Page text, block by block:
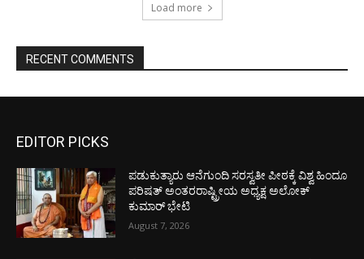
Load more
RECENT COMMENTS
EDITOR PICKS
ಪಡುಕುತ್ಯಾರು ಆನೆಗುಂದಿ ಸರಸ್ವತೀ ಪೀಠಕ್ಕೆ ವಿಶ್ವ ಹಿಂದೂ
ಪರಿಷತ್ ಅಂತರರಾಷ್ಟ್ರೀಯ ಅಧ್ಯಕ್ಷ ಅಲೋಕ್
ಕುಮಾರ್ ಭೇಟಿ
August 7, 2026